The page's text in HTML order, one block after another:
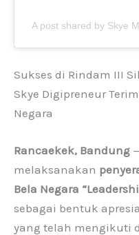
A post shared by Skye
Sukses di Rindam III
Skye Digipreneur
Negara
Rancaekek, Bandung
melaksanakan
Bela Negara
sebagai bentuk
yang telah mengikuti